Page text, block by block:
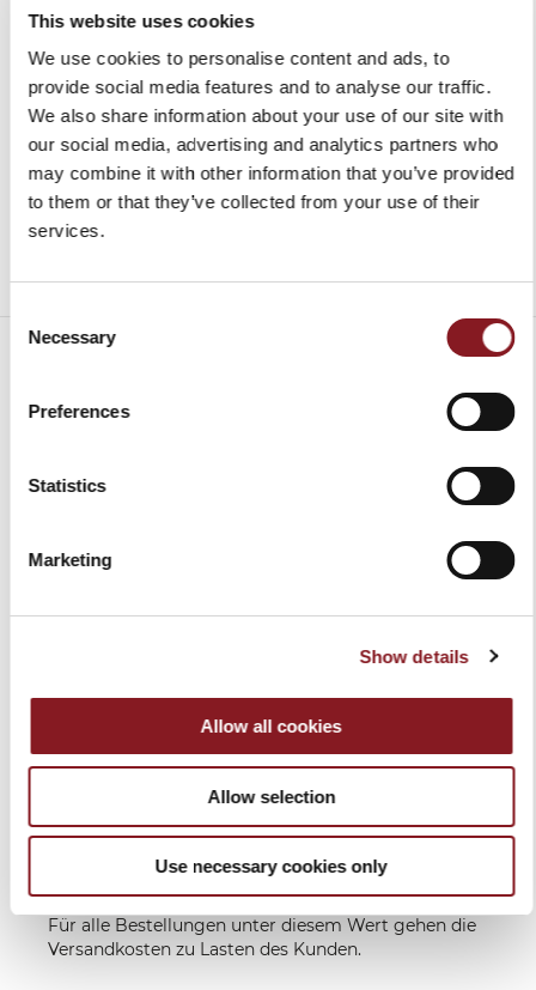
This website uses cookies
We use cookies to personalise content and ads, to
provide social media features and to analyse our traffic.
We also share information about your use of our site with
our social media, advertising and analytics partners who
may combine it with other information that you’ve provided
to them or that they’ve collected from your use of their
services.
Selection
Necessary
Preferences
Statistics
Marketing
Show details
Allow all cookies
Allow selection
Use necessary cookies only
30,00 €
In den Warenkorb In den Warenkorb
Lieferung in 6 -
Zahlungseingang
EU
Bestimmungsland
Zahlungseingang.
Für exklusivere Produkte wie manuelle Volano-
Lieferzeiten variieren und werden nach
Zahlungseingang mitgeteilt.
versendet werden.
*Der Versand ist für Bestellungen mit einem Wert
von über 150,00 Euro in allen EU Ländern kostenfrei.
Für alle Bestellungen unter diesem Wert gehen die
Versandkosten zu Lasten des Kunden.